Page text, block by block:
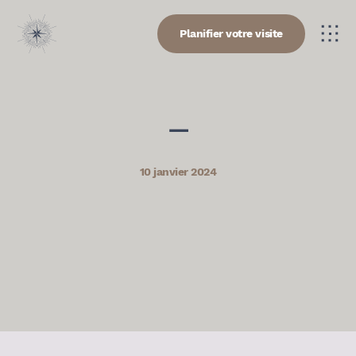
Planifier votre visite
—
10 janvier 2024